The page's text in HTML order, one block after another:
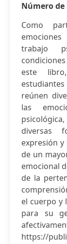
Número de
Como
trabajo
este
reúnen
las
diversas
expresión
de un
emocional
de la
el cuerpo y
para su
https://